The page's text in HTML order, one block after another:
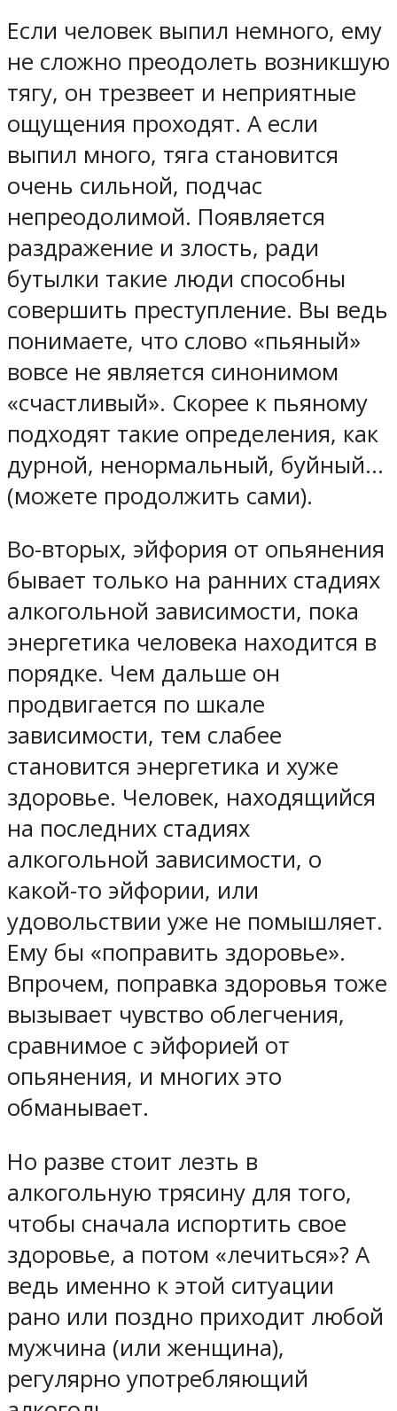
Если человек выпил немного, ему
не сложно преодолеть возникшую
тягу, он трезвеет и неприятные
ощущения проходят. А если
выпил много, тяга становится
очень сильной, подчас
непреодолимой. Появляется
раздражение и злость, ради
бутылки такие люди способны
совершить преступление. Вы ведь
понимаете, что слово «пьяный»
вовсе не является синонимом
«счастливый». Скорее к пьяному
подходят такие определения, как
дурной, ненормальный, буйный…
(можете продолжить сами).
Во-вторых, эйфория от опьянения
бывает только на ранних стадиях
алкогольной зависимости, пока
энергетика человека находится в
порядке. Чем дальше он
продвигается по шкале
зависимости, тем слабее
становится энергетика и хуже
здоровье. Человек, находящийся
на последних стадиях
алкогольной зависимости, о
какой-то эйфории, или
удовольствии уже не помышляет.
Ему бы «поправить здоровье».
Впрочем, поправка здоровья тоже
вызывает чувство облегчения,
сравнимое с эйфорией от
опьянения, и многих это
обманывает.
Но разве стоит лезть в
алкогольную трясину для того,
чтобы сначала испортить свое
здоровье, а потом «лечиться»? А
ведь именно к этой ситуации
рано или поздно приходит любой
мужчина (или женщина),
регулярно употребляющий